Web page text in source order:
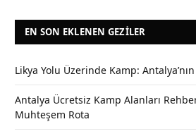
EN SON EKLENEN GEZILER
Likya Yolu Üzerinde Kamp:
Antalya Ücretsiz Kamp Alanları
Muhteşem Rota